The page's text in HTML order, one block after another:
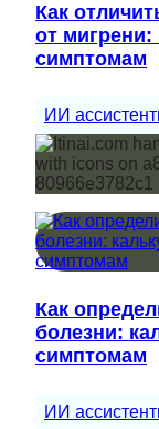
Как
от мигрени:
симптомам
ИИ
Как
болезни:
симптомам
ИИ